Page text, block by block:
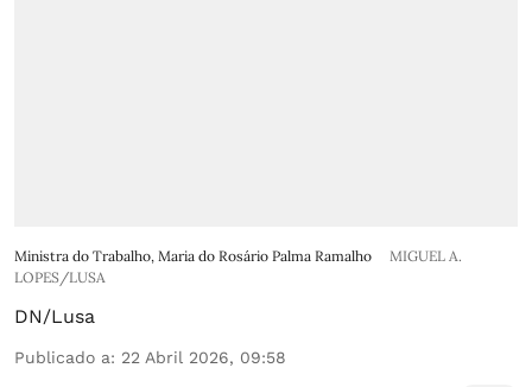
Ministra do Trabalho, Maria do Rosário Palma Ramalho
MIGUEL A.
LOPES/LUSA
DN/Lusa
Publicado a: 22 Abril 2026, 09:58